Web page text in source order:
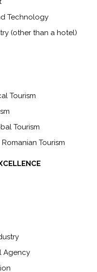
Technology
(other than a hotel)
Tourism
Tourism
Tourism
Agency